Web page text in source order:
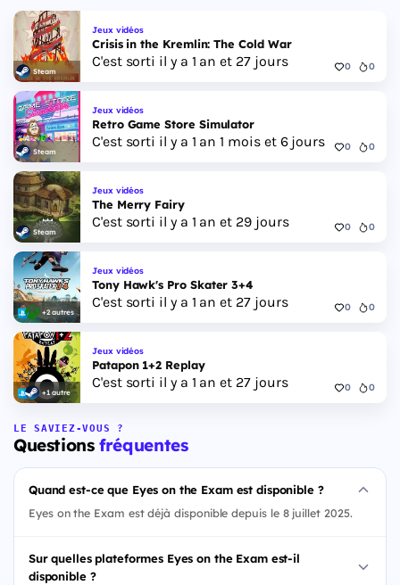
Steam
Jeux vidéos
Crisis in the Kremlin: The Cold War
C'est sorti il y a 1 an et 27 jours 0 0
Steam
Jeux vidéos
Retro Game Store Simulator
C'est sorti il y a 1 an 1 mois et 6 jours 0 0
Steam
Jeux vidéos
The Merry Fairy
C'est sorti il y a 1 an et 29 jours 0 0
+2 autres
Jeux vidéos
Tony Hawk's Pro Skater 3+4
C'est sorti il y a 1 an et 27 jours 0 0
+1 autre
Jeux vidéos
Patapon 1+2 Replay
C'est sorti il y a 1 an et 27 jours 0 0
LE SAVIEZ-VOUS ?
Questionsfréquentes
Quand est-ce que Eyes on the Exam est disponible ?
Eyes on the Exam est déjà disponible depuis le 8 juillet 2025.
Sur quelles plateformes Eyes on the Exam est-il
disponible ?